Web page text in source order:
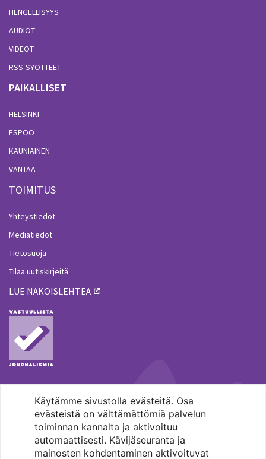
Käytämme sivustolla evästeitä. Osa
evästeistä on välttämättömiä palvelun
toiminnan kannalta ja aktivoituu
automaattisesti. Kävijäseuranta ja
mainosten kohdentaminen aktivoituvat
HENGELLISYYS
AUDIOT
VIDEOT
RSS-SYÖTTEET
PAIKALLISET
HELSINKI
ESPOO
KAUNIAINEN
VANTAA
TOIMITUS
Yhteystiedot
Mediatiedot
Tietosuoja
Tilaa uutiskirjeitä
LUE NÄKÖISLEHTEÄ
MENOHAKU